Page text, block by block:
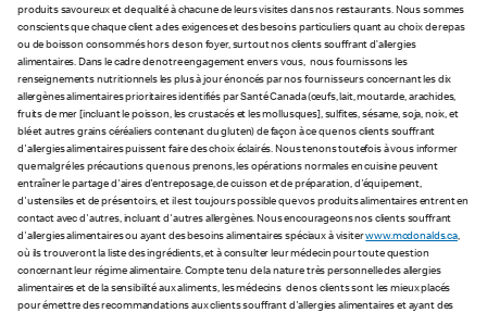
produits savoureux et de qualité à chacune de leurs visites dans nos restaurants. Nous sommes
conscients que chaque client a des exigences et des besoins particuliers quant au choix de repas
ou de boisson consommés hors de son foyer, surtout nos clients souffrant d’allergies
alimentaires. Dans le cadre de notre engagement envers vous, nous fournissons les
renseignements nutritionnels les plus à jour énoncés par nos fournisseurs concernant les dix
allergènes alimentaires prioritaires identifiés par Santé Canada (œufs, lait, moutarde, arachides,
fruits de mer [incluant le poisson, les crustacés et les mollusques], sulfites, sésame, soja, noix, et
blé et autres grains céréaliers contenant du gluten) de façon à ce que nos clients souffrant
d'allergies alimentaires puissent faire des choix éclairés. Nous tenons toutefois à vous informer
que malgré les précautions que nous prenons, les opérations normales en cuisine peuvent
entraîner le partage d'aires d'entreposage, de cuisson et de préparation, d'équipement,
d'ustensiles et de présentoirs, et il est toujours possible que vos produits alimentaires entrent en
contact avec d'autres, incluant d'autres allergènes. Nous encourageons nos clients souffrant
d'allergies alimentaires ou ayant des besoins alimentaires spéciaux à visiterwww.mcdonalds.ca,
où ils trouveront la liste des ingrédients, et à consulter leur médecin pour toute question
concernant leur régime alimentaire. Compte tenu de la nature très personnelle des allergies
alimentaires et de la sensibilité aux aliments, les médecins de nos clients sont les mieux placés
pour émettre des recommandations aux clients souffrant d'allergies alimentaires et ayant des